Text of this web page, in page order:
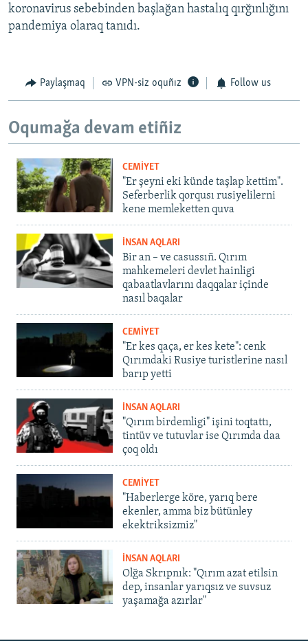
koronavirus sebebinden başlağan hastalıq qırğınlığını
pandemiya olaraq tanıdı.
Paylaşmaq VPN-siz oquñız Follow us
Oqumağa devam etiñiz
CEMİYET
"Er şeyni eki künde taşlap kettim".
Seferberlik qorqusı rusiyelilerni
kene memleketten quva
İNSAN AQLARI
Bir an – ve casussıñ. Qırım
mahkemeleri devlet hainligi
qabaatlavlarını daqqalar içinde
nasıl baqalar
CEMİYET
"Er kes qaça, er kes kete": cenk
Qırımdaki Rusiye turistlerine nasıl
barıp yetti
İNSAN AQLARI
"Qırım birdemligi" işini toqtattı,
tintüv ve tutuvlar ise Qırımda daa
çoq oldı
CEMİYET
"Haberlerge köre, yarıq bere
ekenler, amma biz bütünley
ekektriksizmiz"
İNSAN AQLARI
Olğa Skrıpnık: "Qırım azat etilsin
dep, insanlar yarıqsız ve suvsuz
yaşamağa azırlar"